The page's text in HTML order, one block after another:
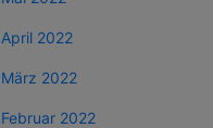
April 2022
März 2022
Februar 2022